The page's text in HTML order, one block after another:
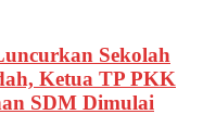
Sekolah
Ketua TP PKK
SDM Dimulai